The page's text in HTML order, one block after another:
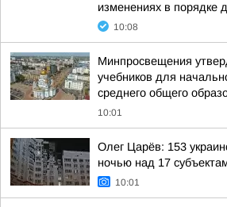
изменениях в порядке
10:08
Минпросвещения
учебников для
среднего общего
10:01
Олег Царёв: 153
ночью над 17
10:01